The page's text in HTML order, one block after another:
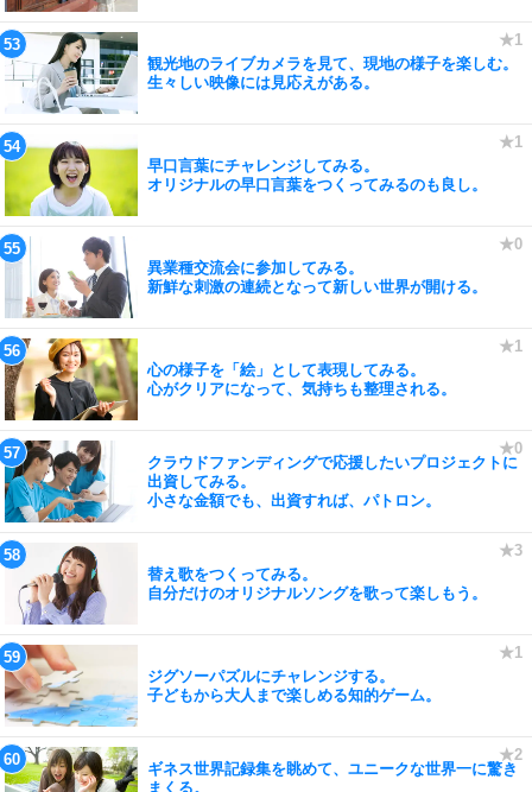
観光地のライブカメラを見て、現地の様子を楽しむ。
生々しい映像には見応えがある。
早口言葉にチャレンジしてみる。
オリジナルの早口言葉をつくってみるのも良し。
異業種交流会に参加してみる。
新鮮な刺激の連続となって新しい世界が開ける。
心の様子を「絵」として表現してみる。
心がクリアになって、気持ちも整理される。
クラウドファンディングで応援したいプロジェクトに
出資してみる。
小さな金額でも、出資すれば、パトロン。
替え歌をつくってみる。
自分だけのオリジナルソングを歌って楽しもう。
ジグソーパズルにチャレンジする。
子どもから大人まで楽しめる知的ゲーム。
ギネス世界記録集を眺めて、ユニークな世界一に驚き
まくる。